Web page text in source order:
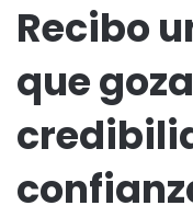
Recibo
que